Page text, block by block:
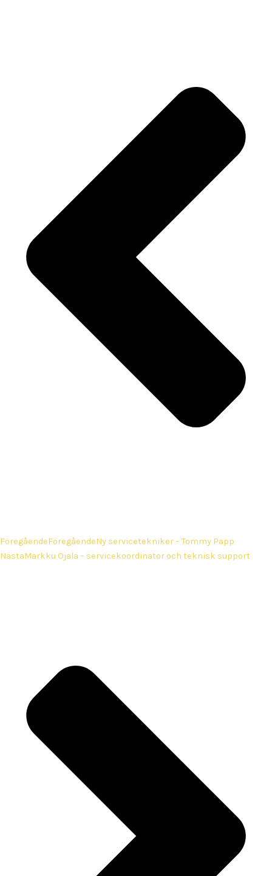
FöregåendeFöregåendeNy servicetekniker – Tommy Papp
NästaMarkku Ojala – servicekoordinator och teknisk support